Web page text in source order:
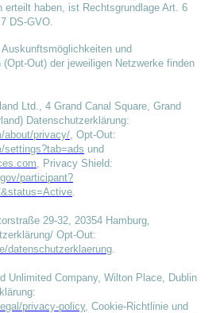
erteilt haben, ist Rechtsgrundlage Art. 6
DS-GVO.
und
Out) der jeweiligen Netzwerke finden
Ltd., 4 Grand Canal Square, Grand
Datenschutzerklärung:
about/privacy/ , Opt-Out:
settings?tab=ads und
, Privacy Shield:
participant?
29-32, 20354 Hamburg,
Opt-Out:
datenschutzerklaerung
Unlimited Company, Wilton Place, Dublin
privacy-policy, Cookie-Richtlinie und